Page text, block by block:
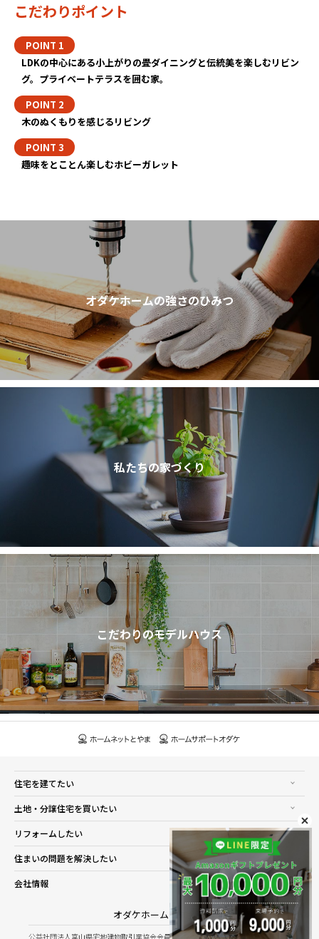
こだわりポイント
LDKの中心にある小上がりの畳ダイニングと伝統美を楽しむリビン
グ。プライベートテラスを囲む家。
木のぬくもりを感じるリビング
趣味をとことん楽しむホビーガレット
オダケホームの強さのひみつ
私たちの家づくり
こだわりのモデルハウス
住宅を建てたい
土地・分譲住宅を買いたい
リフォームしたい
住まいの問題を解決したい
会社情報
オダケホーム株式会社
公益社団法人富山県宅地建物取引業協会会員／公益社団法人石川県宅地建物取引